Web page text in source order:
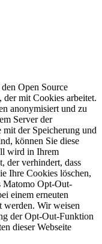
Open Source
mit Cookies arbeitet.
anonymisiert und zu
Server der
der Speicherung und
können Sie diese
wird in Ihrem
der verhindert, dass
Ihre Cookies löschen,
Matomo Opt-Out-
einem erneuten
werden. Wir weisen
der Opt-Out-Funktion
dieser Webseite